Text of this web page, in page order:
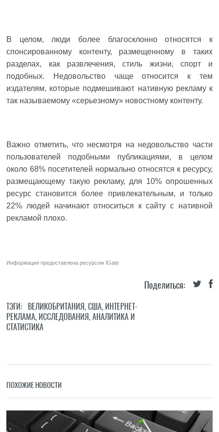
В целом, люди более благосклонно относятся к
спонсированному контенту, размещенному в таких
разделах, как развлечения, стиль жизни, спорт и
подобных. Недовольство чаще относится к тем
издателям, которые подмешивают нативную рекламу к
так называемому «серьезному» новостному контенту.
Важно отметить, что несмотря на недовольство части
пользователей подобными публикациями, в целом
около 68% посетителей нормально относятся к ресурсу,
размещающему такую рекламу, для 10% опрошенных
ресурс становится более привлекательным, и только
22% людей начинают относиться к сайту с нативной
рекламой плохо.
Информация предоставлена ресурсом IGate
Поделиться:
ТЭГИ: ВЕЛИКОБРИТАНИЯ,США, ИНТЕРНЕТ-
РЕКЛАМА, ИССЛЕДОВАНИЯ,АНАЛИТИКА И
СТАТИСТИКА
ПОХОЖИЕ НОВОСТИ